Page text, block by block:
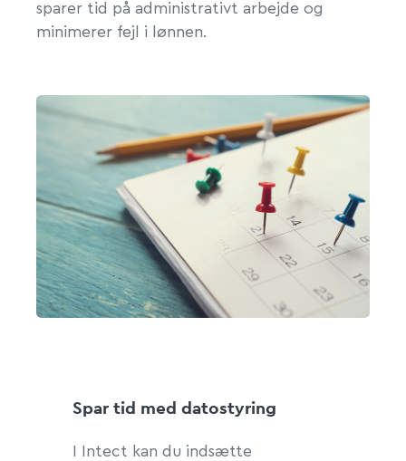
sparer tid på administrativt arbejde og
minimerer fejl i lønnen.
Spar tid med datostyring
I Intect kan du indsætte